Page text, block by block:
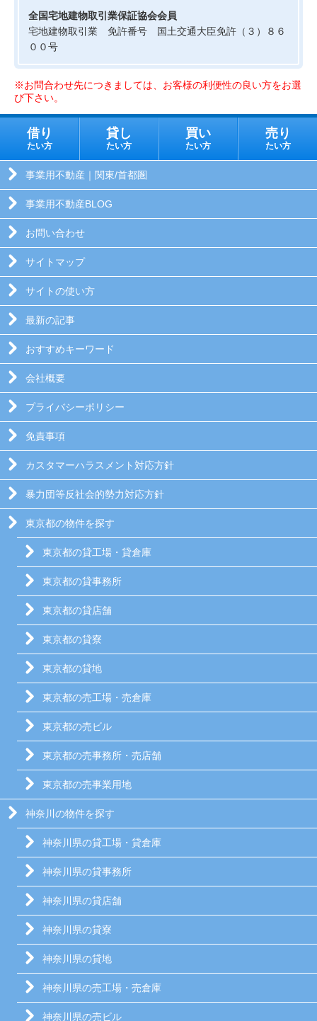
全国宅地建物取引業保証協会会員
宅地建物取引業 免許番号 国土交通大臣免許（３）８６
００号
※お問合わせ先につきましては、お客様の利便性の良い方をお選
び下さい。
借り
たい方
貸し
たい方
買い
たい方
売り
たい方
事業用不動産｜関東/首都圏
事業用不動産BLOG
お問い合わせ
サイトマップ
サイトの使い方
最新の記事
おすすめキーワード
会社概要
プライバシーポリシー
免責事項
カスタマーハラスメント対応方針
暴力団等反社会的勢力対応方針
東京都の物件を探す
東京都の貸工場・貸倉庫
東京都の貸事務所
東京都の貸店舗
東京都の貸寮
東京都の貸地
東京都の売工場・売倉庫
東京都の売ビル
東京都の売事務所・売店舗
東京都の売事業用地
神奈川の物件を探す
神奈川県の貸工場・貸倉庫
神奈川県の貸事務所
神奈川県の貸店舗
神奈川県の貸寮
神奈川県の貸地
神奈川県の売工場・売倉庫
神奈川県の売ビル